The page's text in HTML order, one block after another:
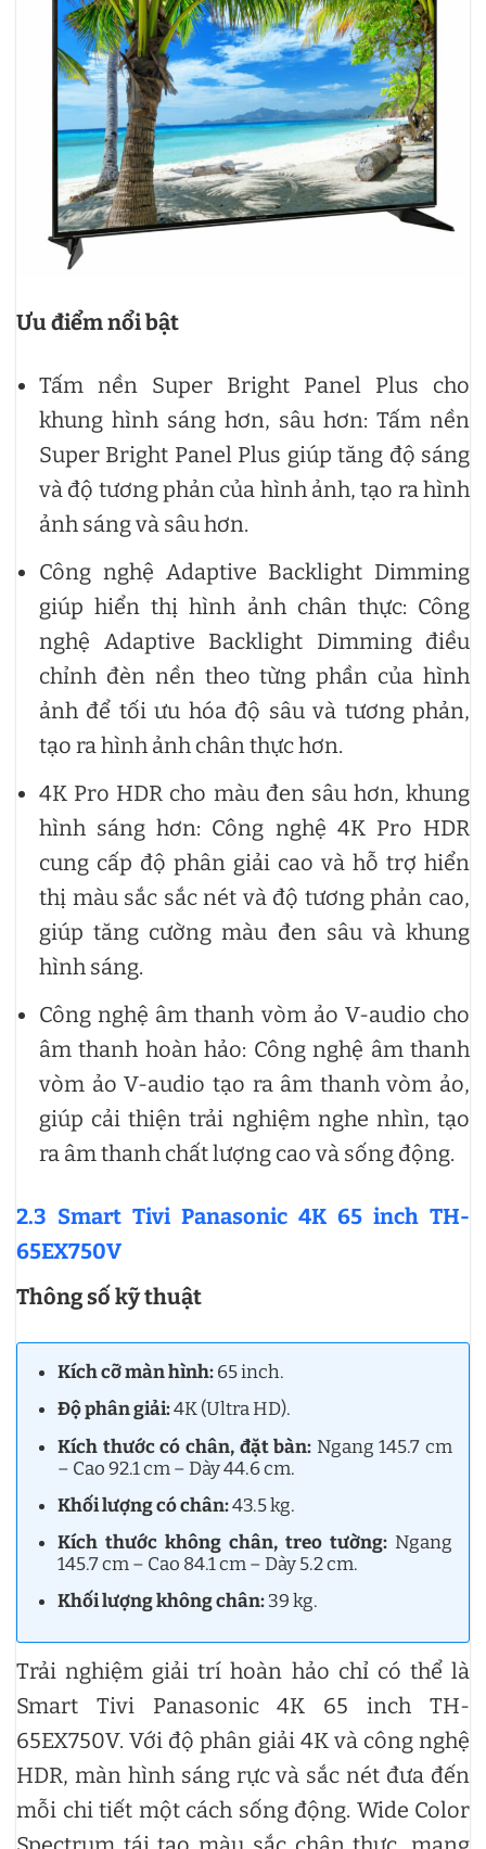
Ưu điểm nổi bật
Tấm nền Super Bright Panel Plus cho
khung hình sáng hơn, sâu hơn: Tấm nền
Super Bright Panel Plus giúp tăng độ sáng
và độ tương phản của hình ảnh, tạo ra hình
ảnh sáng và sâu hơn.
Công nghệ Adaptive Backlight Dimming
giúp hiển thị hình ảnh chân thực: Công
nghệ Adaptive Backlight Dimming điều
chỉnh đèn nền theo từng phần của hình
ảnh để tối ưu hóa độ sâu và tương phản,
tạo ra hình ảnh chân thực hơn.
4K Pro HDR cho màu đen sâu hơn, khung
hình sáng hơn: Công nghệ 4K Pro HDR
cung cấp độ phân giải cao và hỗ trợ hiển
thị màu sắc sắc nét và độ tương phản cao,
giúp tăng cường màu đen sâu và khung
hình sáng.
Công nghệ âm thanh vòm ảo V-audio cho
âm thanh hoàn hảo: Công nghệ âm thanh
vòm ảo V-audio tạo ra âm thanh vòm ảo,
giúp cải thiện trải nghiệm nghe nhìn, tạo
ra âm thanh chất lượng cao và sống động.
2.3 Smart Tivi Panasonic 4K 65 inch TH-
65EX750V
Thông số kỹ thuật
Kích cỡ màn hình:65 inch.
Độ phân giải:4K (Ultra HD).
Kích thước có chân, đặt bàn: Ngang 145.7 cm
– Cao 92.1 cm – Dày 44.6 cm.
Khối lượng có chân:43.5 kg.
Kích thước không chân, treo tường: Ngang
145.7 cm – Cao 84.1 cm – Dày 5.2 cm.
Khối lượng không chân:39 kg.
Trải nghiệm giải trí hoàn hảo chỉ có thể là
Smart Tivi Panasonic 4K 65 inch TH-
65EX750V. Với độ phân giải 4K và công nghệ
HDR, màn hình sáng rực và sắc nét đưa đến
mỗi chi tiết một cách sống động. Wide Color